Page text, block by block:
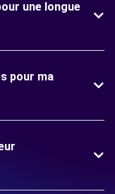
une longue
pour ma